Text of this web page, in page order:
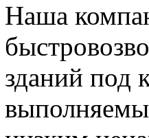
Наша
зданий под